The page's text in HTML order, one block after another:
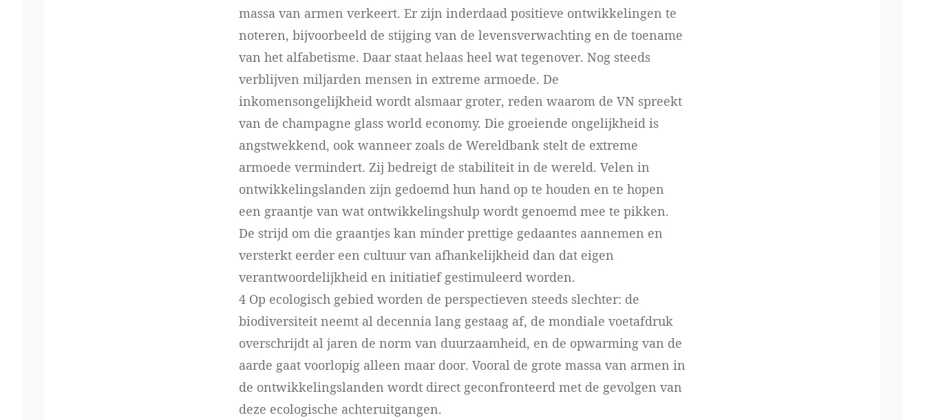
massa van armen verkeert. Er zijn inderdaad positieve ontwikkelingen te
noteren, bijvoorbeeld de stijging van de levensverwachting en de toename
van het alfabetisme. Daar staat helaas heel wat tegenover. Nog steeds
verblijven miljarden mensen in extreme armoede. De
inkomensongelijkheid wordt alsmaar groter, reden waarom de VN spreekt
van de champagne glass world economy. Die groeiende ongelijkheid is
angstwekkend, ook wanneer zoals de Wereldbank stelt de extreme
armoede vermindert. Zij bedreigt de stabiliteit in de wereld. Velen in
ontwikkelingslanden zijn gedoemd hun hand op te houden en te hopen
een graantje van wat ontwikkelingshulp wordt genoemd mee te pikken.
De strijd om die graantjes kan minder prettige gedaantes aannemen en
versterkt eerder een cultuur van afhankelijkheid dan dat eigen
verantwoordelijkheid en initiatief gestimuleerd worden.
4 Op ecologisch gebied worden de perspectieven steeds slechter: de
biodiversiteit neemt al decennia lang gestaag af, de mondiale voetafdruk
overschrijdt al jaren de norm van duurzaamheid, en de opwarming van de
aarde gaat voorlopig alleen maar door. Vooral de grote massa van armen in
de ontwikkelingslanden wordt direct geconfronteerd met de gevolgen van
deze ecologische achteruitgangen.